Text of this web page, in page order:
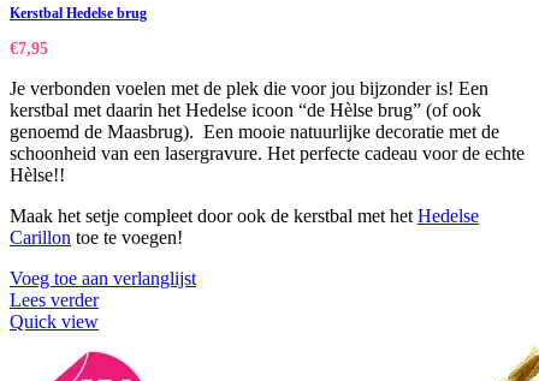
Kerstbal Hedelse brug
€7,95
Je verbonden voelen met de plek die voor jou bijzonder is! Een
kerstbal met daarin het Hedelse icoon “de Hèlse brug” (of ook
genoemd de Maasbrug). Een mooie natuurlijke decoratie met de
schoonheid van een lasergravure. Het perfecte cadeau voor de echte
Hèlse!!
Maak het setje compleet door ook de kerstbal met het Hedelse
Carillon toe te voegen!
Voeg toe aan verlanglijst
Lees verder
Quick view